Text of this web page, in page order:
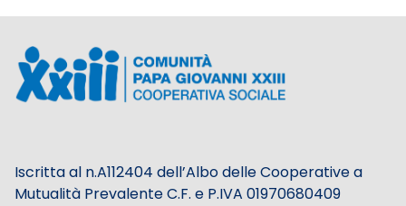
Iscritta al n.A112404 dell’Albo delle Cooperative a
Mutualità Prevalente C.F. e P.IVA 01970680409